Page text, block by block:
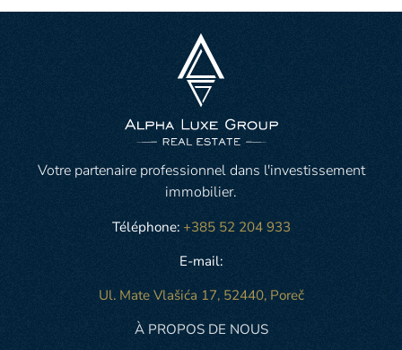
Votre partenaire professionnel dans l'investissement
immobilier.
Téléphone: +385 52 204 933
E-mail:
Ul. Mate Vlašića 17, 52440, Poreč
À PROPOS DE NOUS